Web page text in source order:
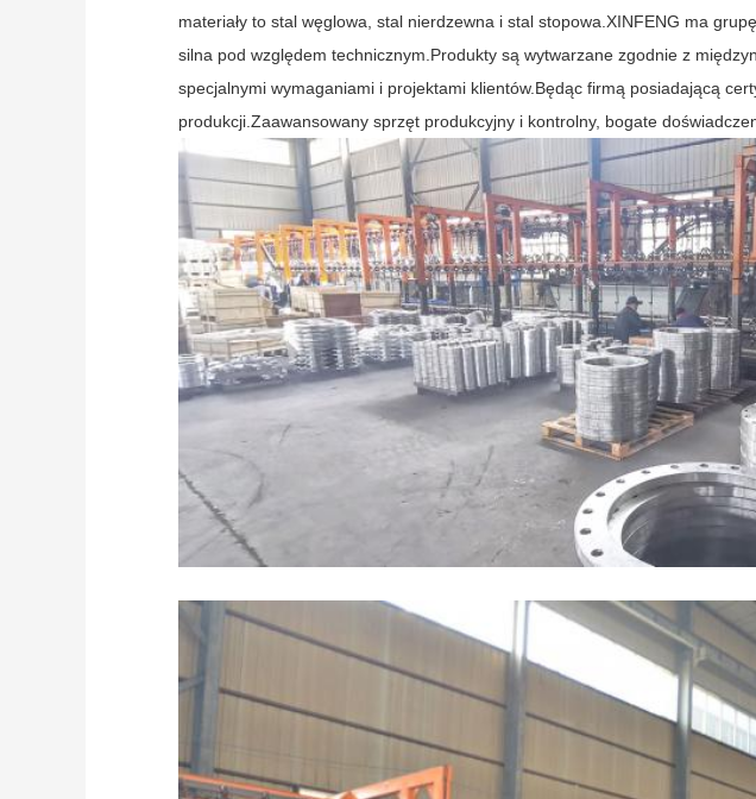
materiały to stal węglowa, stal nierdzewna i stal stopowa.XINFENG ma
silna pod względem technicznym.Produkty są wytwarzane zgodnie z
specjalnymi wymaganiami i projektami klientów.Będąc firmą posiadającą
produkcji.Zaawansowany sprzęt produkcyjny i kontrolny, bogate